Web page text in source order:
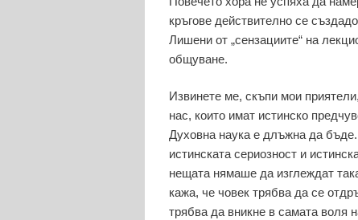
кръгове действително се
Лишени от „сензациите“ на
общуване.
Извинете ме, скъпи мои
нас, които имат истинско
Духовна наука е длъжна да
истинската сериозност и
нещата нямаше да изглеждат
кажа, че човек трябва да се
трябва да вникне в самата воля